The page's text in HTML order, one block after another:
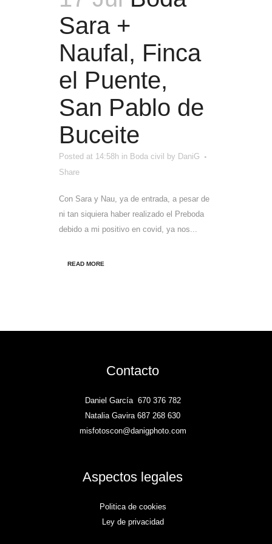
Sara +
Naufal, Finca
el Puente,
San Pablo de
Buceite
Posted at 14:58h in Boda civil by DaniG
Share
Con Sara y Nau, ya de entrada, a pesar de
ni tan siquiera haber realizado el Preboda
debido a mi positivo en covid, ya nos...
READ MORE
Contacto
Daniel García 670 376 782
Natalia Gavira 687 268 630
misfotoscon@danigphoto.com
Aspectos legales
Politica de cookies
Ley de privacidad